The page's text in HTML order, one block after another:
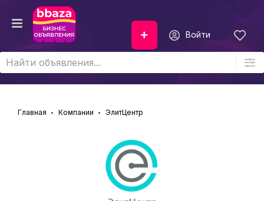
Войти
Главная Компании ЭлитЦентр